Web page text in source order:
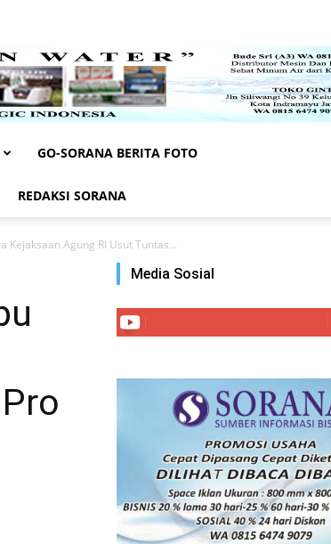
GO-SORANA BERITA FOTO
REDAKSI SORANA
Kejaksaan Agung RI Usut Tuntas...
Media Sosial